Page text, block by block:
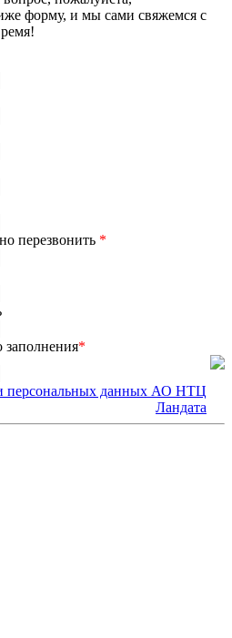
форму, и мы сами свяжемся с
перезвонить *
заполнения*
персональных данных АО НТЦ
Ландата